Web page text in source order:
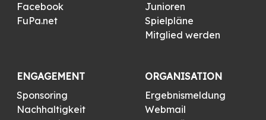
Facebook
FuPa.net
Junioren
Spielpläne
Mitglied werden
ENGAGEMENT
Sponsoring
Nachhaltigkeit
ORGANISATION
Ergebnismeldung
Webmail